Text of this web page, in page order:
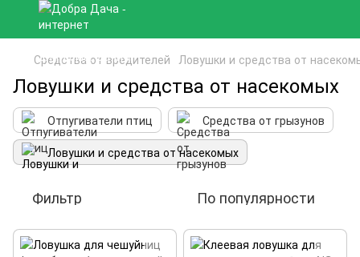
Средства от вредителей Ловушки и средства от
Ловушки и средства от насекомых
Отпугиватели птиц
Средства от грызунов
Ловушки и средства от насекомых
Фильтр По популярности